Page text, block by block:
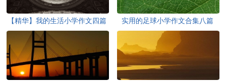
【精华】我的生活小学作文四篇 实用的足球小学作文合集八篇